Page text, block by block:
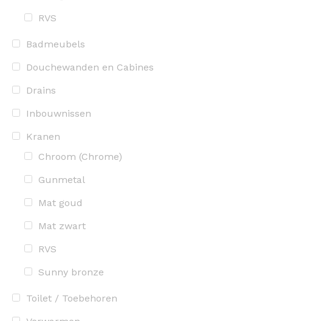
RVS
Badmeubels
Douchewanden en Cabines
Drains
Inbouwnissen
Kranen
Chroom (Chrome)
Gunmetal
Mat goud
Mat zwart
RVS
Sunny bronze
Toilet / Toebehoren